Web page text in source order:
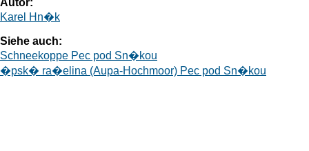
Autor:
Karel Hn�k
Siehe auch:
Schneekoppe Pec pod Sn�kou
�psk� ra�elina (Aupa-Hochmoor) Pec pod Sn�kou